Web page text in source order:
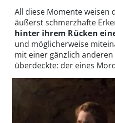
All diese Momente weisen
äußerst schmerzhafte
hinter ihrem Rücken
und möglicherweise
mit einer gänzlich
überdeckte: der eines